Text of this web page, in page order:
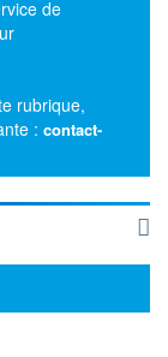
de
rubrique,
: contact-